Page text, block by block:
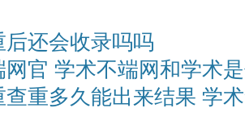
后还会收录吗吗
网官 学术不端网和学术
查重多久能出来结果 学